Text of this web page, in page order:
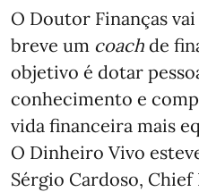
O Doutor Finanças
breve um coach de
objetivo é dotar
conhecimento e
vida financeira mais
O Dinheiro Vivo
Sérgio Cardoso,